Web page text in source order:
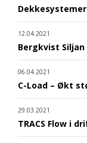
12.04.2021
Bergkvist
06.04.2021
C-Load – Økt
29.03.2021
TRACS Flow i